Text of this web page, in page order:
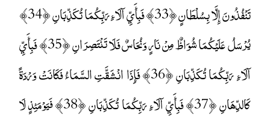
تَنْفُذُونَ إِلَّا بِسُلْطَانٍ ﴿33﴾ فَبِأَيِّ آلَاءِ رَبِّكُمَا تُكَذِّبَانِ ﴿34﴾
يُرْسَلُ عَلَيْكُمَا شُوَاظٌ مِنْ نَارٍ وَنُحَاسٌ فَلَا تَنْتَصِرَانِ ﴿35﴾ فَبِأَيِّ
آلَاءِ رَبِّكُمَا تُكَذِّبَانِ ﴿36﴾ فَإِذَا انْشَقَّتِ السَّمَاءُ فَكَانَتْ وَرْدَةً
كَالدِّهَانِ ﴿37﴾ فَبِأَيِّ آلَاءِ رَبِّكُمَا تُكَذِّبَانِ ﴿38﴾ فَيَوْمَئِذٍ لَا